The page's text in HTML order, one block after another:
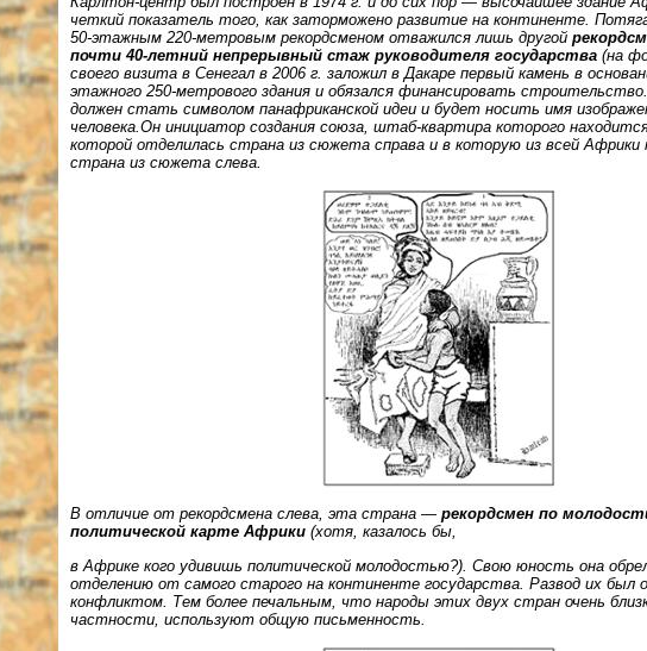
четкий показатель того, как заторможено развитие на континенте.
50-этажным 220-метровым рекордсменом отважился лишь другой
почти 40-летний непрерывный стаж руководителя государства (на
своего визита в Сенегал в 2006 г. заложил в Дакаре первый камень в
этажного 250-метрового здания и обязался финансировать
должен стать символом панафриканской идеи и будет носить имя
человека.Он инициатор создания союза, штаб-квартира которого
которой отделилась страна из сюжета справа и в которую из всей Африки
страна из сюжета слева.
В отличие от рекордсмена слева, эта страна — рекордсмен по
политической карте Африки (хотя, казалось бы,
в Африке кого удивишь политической молодостью?). Свою юность она
отделению от самого старого на континенте государства. Развод их был
конфликтом. Тем более печальным, что народы этих двух стран очень
частности, используют общую письменность.